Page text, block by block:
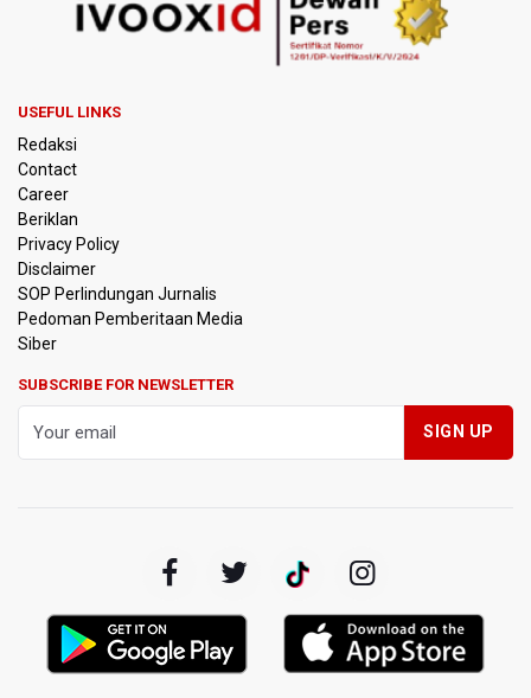
Korlantas Polri Terapkan Teknologi Face Recognition
pada ETLE
Kereta Cepat ke Surabaya
Kebakaran Hutan dan Lahan di Gunung Bromo Capai 10
OJK Sebut IASC Terima 1.379 Laporan Kasus Penipuan
Keuangan Memanfaatkan AI
BRIN Kaji Peluang Industri Panel Surya Generasi Baru
Dikembangkan di Indonesia
Korlantas Polri dan Jasa Marga Bahas Zero ODOL hingga
Integrasi Teknologi Tol Jelang Libur Nataru
Nasional Bromo Tengger Semeru, Tiga Jalur Akses
Wisata Ditutup
USEFUL LINKS
Redaksi
Contact
Career
Beriklan
Privacy Policy
Disclaimer
SOP Perlindungan Jurnalis
Pedoman Pemberitaan Media
Siber
SUBSCRIBE FOR NEWSLETTER